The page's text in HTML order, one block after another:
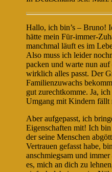
Hallo, ich bin’s – Bruno!
hätte mein Für-immer-
manchmal läuft es im
Also muss ich leider
packen und warte nun
wirklich alles passt. Der
Familienzuwachs
gut zurechtkomme. Ja,
Umgang mit Kindern fällt
Aber aufgepasst, ich
Eigenschaften mit! Ich
der seine Menschen
Vertrauen gefasst habe,
anschmiegsam und
es, mich an dich zu